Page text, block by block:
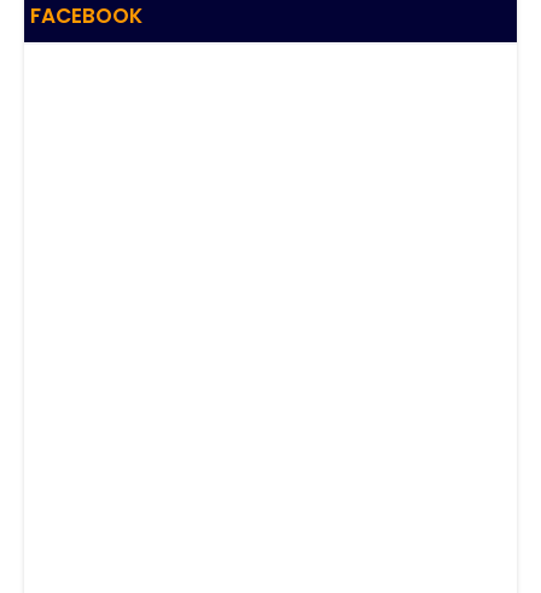
FACEBOOK